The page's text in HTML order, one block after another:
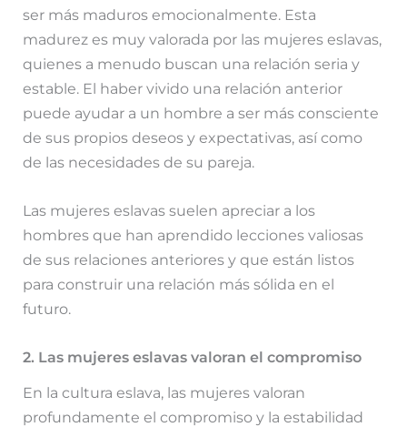
ser más maduros emocionalmente. Esta
madurez es muy valorada por las mujeres eslavas,
quienes a menudo buscan una relación seria y
estable. El haber vivido una relación anterior
puede ayudar a un hombre a ser más consciente
de sus propios deseos y expectativas, así como
de las necesidades de su pareja.
Las mujeres eslavas suelen apreciar a los
hombres que han aprendido lecciones valiosas
de sus relaciones anteriores y que están listos
para construir una relación más sólida en el
futuro.
2. Las mujeres eslavas valoran el compromiso
En la cultura eslava, las mujeres valoran
profundamente el compromiso y la estabilidad